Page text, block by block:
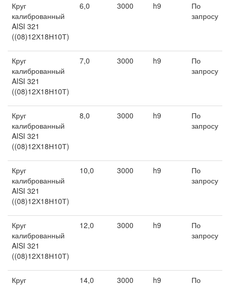
Круг
калиброванный
AISI 321
((08)12Х18Н10Т)
6,0 3000 h9
По
запросу
Круг
калиброванный
AISI 321
((08)12Х18Н10Т)
7,0 3000 h9
По
запросу
Круг
калиброванный
AISI 321
((08)12Х18Н10Т)
8,0 3000 h9
По
запросу
Круг
калиброванный
AISI 321
((08)12Х18Н10Т)
10,0 3000 h9
По
запросу
Круг
калиброванный
AISI 321
((08)12Х18Н10Т)
12,0 3000 h9
По
запросу
Круг
14,0 3000 h9
По